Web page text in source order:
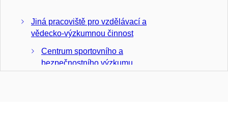
Jiná pracoviště pro vzdělávací a
vědecko-výzkumnou činnost
Centrum sportovního a
bezpečnostního výzkumu